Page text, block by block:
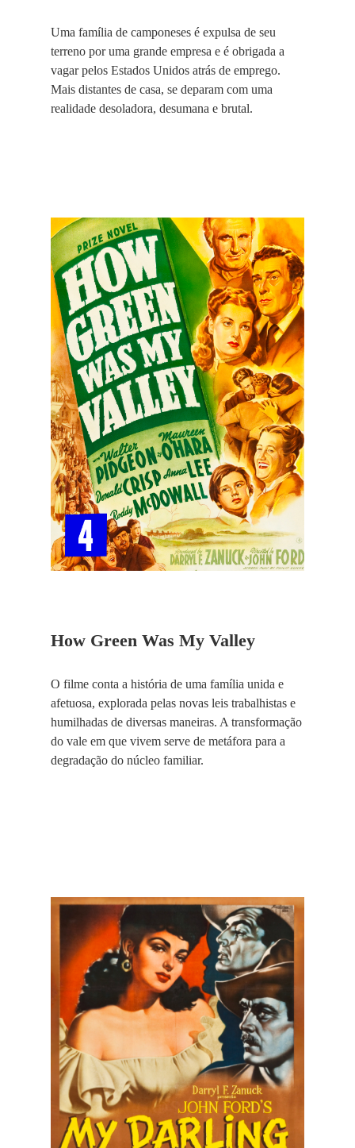
Uma família de camponeses é expulsa de seu
terreno por uma grande empresa e é obrigada a
vagar pelos Estados Unidos atrás de emprego.
Mais distantes de casa, se deparam com uma
realidade desoladora, desumana e brutal.
How Green Was My Valley
O filme conta a história de uma família unida e
afetuosa, explorada pelas novas leis trabalhistas e
humilhadas de diversas maneiras. A transformação
do vale em que vivem serve de metáfora para a
degradação do núcleo familiar.